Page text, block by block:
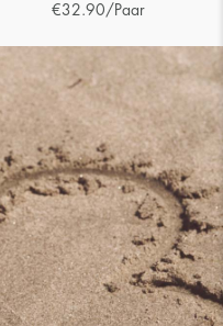
€32.90/Paar